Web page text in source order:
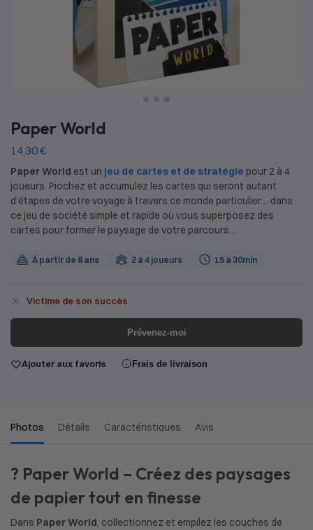
Paper World
14,30€
Paper World est un jeu de cartes et de stratégie pour 2 à 4
joueurs. Piochez et accumulez les cartes qui seront autant
d’étapes de votre voyage à travers ce monde particulier… dans
ce jeu de société simple et rapide où vous superposez des
cartes pour former le paysage de votre parcours…
À partir de 8 ans 2 à 4 joueurs 15 à 30min
Victime de son succès
Prévenez-moi
Ajouter aux favoris Frais de livraison
Photos Détails Caractéristiques Avis
? Paper World – Créez des paysages
de papier tout en finesse
Dans Paper World, collectionnez et empilez les couches de